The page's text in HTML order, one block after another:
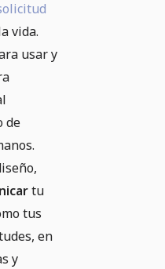
vida.
usar y
de
tu
tus
en
y